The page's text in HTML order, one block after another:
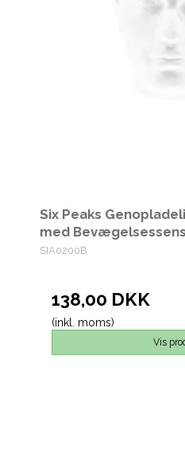
Six Peaks
med
SIA0200B
138,00 DKK
(inkl. moms)
Vis